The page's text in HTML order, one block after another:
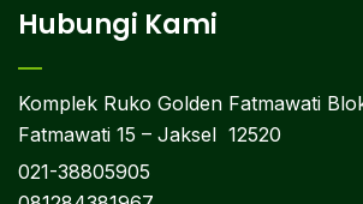
Hubungi Kami
Komplek Ruko Golden Fatmawati
Fatmawati 15 – Jaksel 12520
021-38805905